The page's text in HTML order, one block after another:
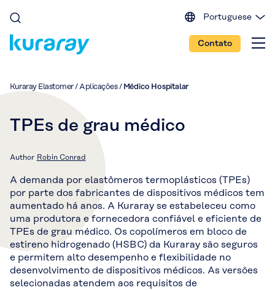
English (EU)
English (IN)
Portuguese
Contato
Kuraray Elastomer/Aplicações/ Médico Hospitalar
TPEs de grau médico
Author Robin Conrad
A demanda por elastômeros termoplásticos (TPEs)
por parte dos fabricantes de dispositivos médicos tem
aumentado há anos. A Kuraray se estabeleceu como
uma produtora e fornecedora confiável e eficiente de
TPEs de grau médico. Os copolímeros em bloco de
estireno hidrogenado (HSBC) da Kuraray são seguros
e permitem alto desempenho e flexibilidade no
desenvolvimento de dispositivos médicos. As versões
selecionadas atendem aos requisitos de